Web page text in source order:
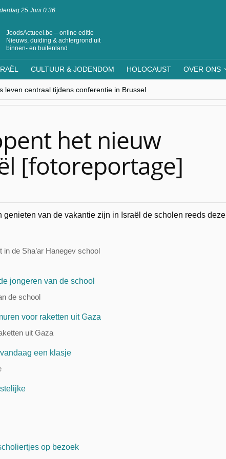
25 Juni 0:36
JoodsActueel.be – online editie
Nieuws, duiding & achtergrond uit
binnen- en buitenland
CULTUUR & JODENDOM HOLOCAUST OVER ONS
leven centraal tijdens conferentie in Brussel
minderheden begrijpt”, Jinnih Beels (Vooruit)
van Oost-Europa
het nieuw
[fotoreportage]
van de vakantie zijn in Israël de scholen reeds deze
de Sha’ar Hanegev school
de school
uit Gaza